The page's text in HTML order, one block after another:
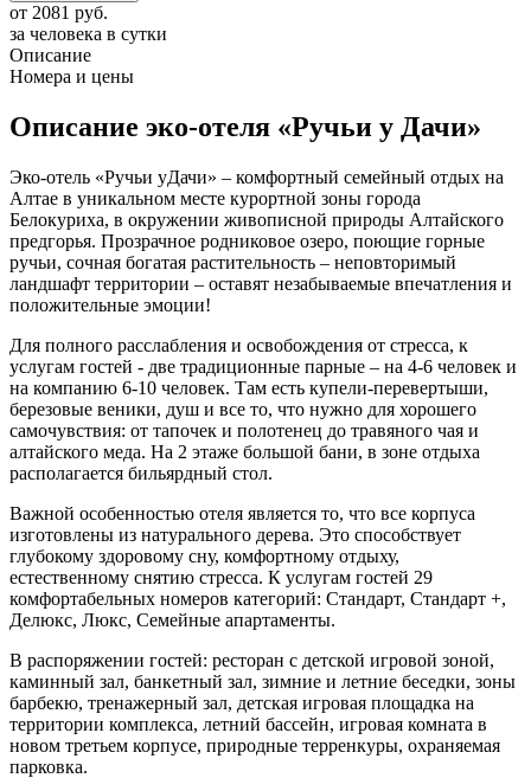
от 2081 руб.
за человека в сутки
Описание
Номера и цены
Описание эко-отеля «Ручьи у Дачи»
Эко-отель «Ручьи уДачи» – комфортный семейный отдых на
Алтае в уникальном месте курортной зоны города
Белокуриха, в окружении живописной природы Алтайского
предгорья. Прозрачное родниковое озеро, поющие горные
ручьи, сочная богатая растительность – неповторимый
ландшафт территории – оставят незабываемые впечатления и
положительные эмоции!
Для полного расслабления и освобождения от стресса, к
услугам гостей - две традиционные парные – на 4-6 человек и
на компанию 6-10 человек. Там есть купели-перевертыши,
березовые веники, душ и все то, что нужно для хорошего
самочувствия: от тапочек и полотенец до травяного чая и
алтайского меда. На 2 этаже большой бани, в зоне отдыха
располагается бильярдный стол.
Важной особенностью отеля является то, что все корпуса
изготовлены из натурального дерева. Это способствует
глубокому здоровому сну, комфортному отдыху,
естественному снятию стресса. К услугам гостей 29
комфортабельных номеров категорий: Стандарт, Стандарт +,
Делюкс, Люкс, Семейные апартаменты.
В распоряжении гостей: ресторан с детской игровой зоной,
каминный зал, банкетный зал, зимние и летние беседки, зоны
барбекю, тренажерный зал, детская игровая площадка на
территории комплекса, летний бассейн, игровая комната в
новом третьем корпусе, природные терренкуры, охраняемая
парковка.